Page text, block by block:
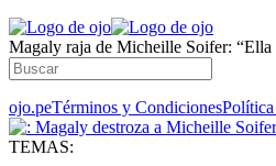
Magaly raja de Micheille Soifer: “Ella
ojo.peTérminos y Condiciones
TEMAS: